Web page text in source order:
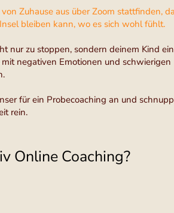
Zuhause aus über Zoom stattfinden,
bleiben kann, wo es sich wohl fühlt.
nur zu stoppen, sondern deinem Kind
negativen Emotionen und schwierigen
für ein Probecoaching an und
rein.
Online Coaching?